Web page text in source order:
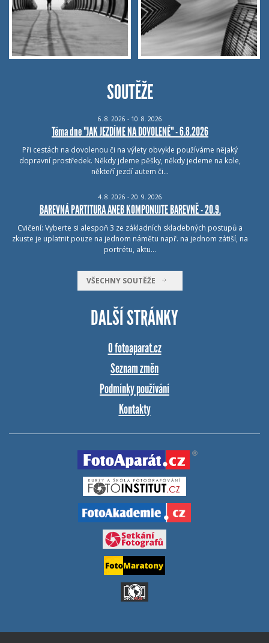
SOUTĚŽE
6. 8. 2026 - 10. 8. 2026
Téma dne "JAK JEZDÍME NA DOVOLENÉ" - 6.8.2026
Při cestách na dovolenou či na výlety obvykle používáme nějaký
dopravní prostředek. Někdy jdeme pěšky, někdy jedeme na kole,
někteří jezdí autem či…
4. 8. 2026 - 20. 9. 2026
BAREVNÁ PARTITURA ANEB KOMPONUJTE BAREVNĚ - 20.9.
Cvičení: Vyberte si alespoň 3 ze základních skladebných postupů a
zkuste je uplatnit pouze na jednom námětu např. na jednom zátiší, na
portrétu, aktu…
VŠECHNY SOUTĚŽE
DALŠÍ STRÁNKY
O fotoaparat.cz
Seznam změn
Podmínky používání
Kontakty